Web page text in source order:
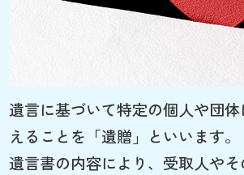
遺言に基づいて特定の個人や団
えることを「遺贈」といいます。
遺言書の内容により、受取人や